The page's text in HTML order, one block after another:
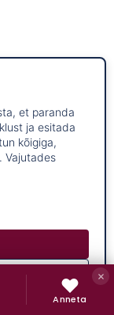
et paranda
ja esitada
kõigiga,
Vajutades
Anneta